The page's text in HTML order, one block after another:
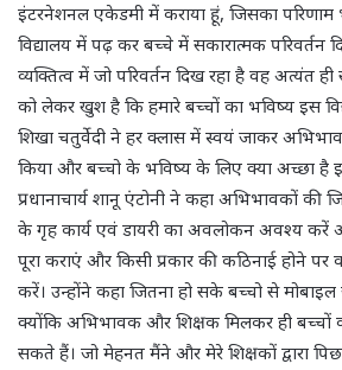
इंटरनेशनल एकेडमी में कराया हूं, जिसका परिणाम
विद्यालय में पढ़ कर बच्चे में सकारात्मक परिवर्तन
व्यक्तित्व में जो परिवर्तन दिख रहा है वह अत्यंत
को लेकर खुश है कि हमारे बच्चों का भविष्य इस
शिखा चतुर्वेदी ने हर क्लास में स्वयं जाकर
किया और बच्चो के भविष्य के लिए क्या अच्छा है
प्रधानाचार्य शानू एंटोनी ने कहा अभिभावकों की
के गृह कार्य एवं डायरी का अवलोकन अवश्य करें
पूरा कराएं और किसी प्रकार की कठिनाई होने
करें। उन्होंने कहा जितना हो सके बच्चो से
क्योंकि अभिभावक और शिक्षक मिलकर ही बच्चों
सकते हैं। जो मेहनत मैंने और मेरे शिक्षकों द्वारा